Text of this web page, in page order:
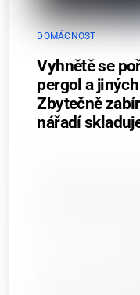
DOMÁCNOST
Vyhnětě se
pergol a
Zbytečně
nářadí